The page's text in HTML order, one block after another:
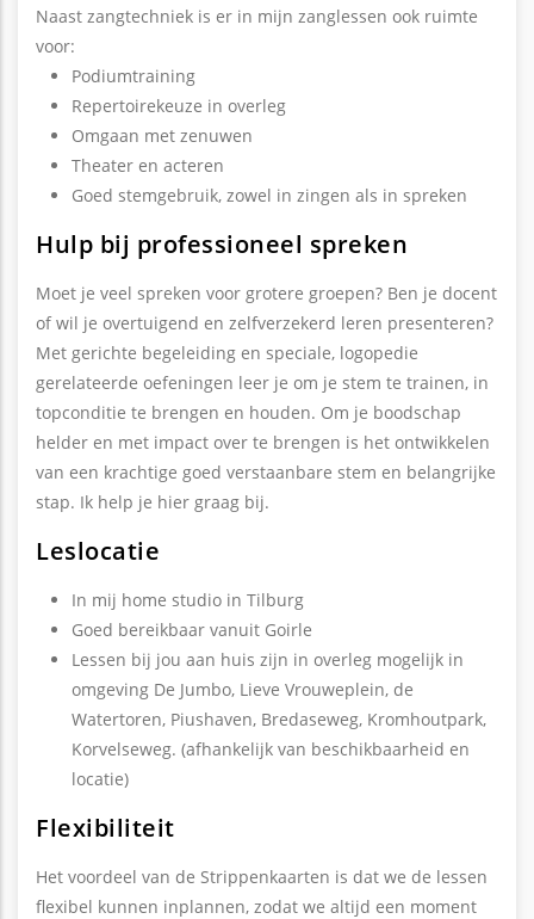
Naast zangtechniek is er in mijn zanglessen ook ruimte
voor:
Podiumtraining
Repertoirekeuze in overleg
Omgaan met zenuwen
Theater en acteren
Goed stemgebruik, zowel in zingen als in spreken
Hulp bij professioneel spreken
Moet je veel spreken voor grotere groepen? Ben je docent
of wil je overtuigend en zelfverzekerd leren presenteren?
Met gerichte begeleiding en speciale, logopedie
gerelateerde oefeningen leer je om je stem te trainen, in
topconditie te brengen en houden. Om je boodschap
helder en met impact over te brengen is het ontwikkelen
van een krachtige goed verstaanbare stem en belangrijke
stap. Ik help je hier graag bij.
Leslocatie
In mij home studio in Tilburg
Goed bereikbaar vanuit Goirle
Lessen bij jou aan huis zijn in overleg mogelijk in
omgeving De Jumbo, Lieve Vrouweplein, de
Watertoren, Piushaven, Bredaseweg, Kromhoutpark,
Korvelseweg. (afhankelijk van beschikbaarheid en
locatie)
Flexibiliteit
Het voordeel van de Strippenkaarten is dat we de lessen
flexibel kunnen inplannen, zodat we altijd een moment